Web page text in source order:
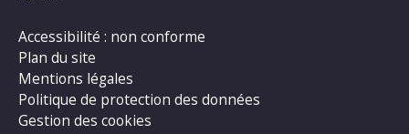
Accessibilité : non conforme
Plan du site
Mentions légales
Politique de protection des données
Gestion des cookies